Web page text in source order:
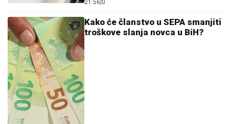
21:56 0
Kako će članstvo u SEPA smanjiti
troškove slanja novca u BiH?